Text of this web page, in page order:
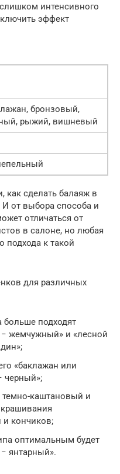
интенсивного
эффект
бронзовый,
рыжий, вишневый
как сделать балаяж в
от выбора способа и
отличаться от
в салоне, но любая
подхода к такой
для различных
больше подходят
жемчужный» и «лесной
«баклажан или
черный»;
темно-каштановый и
и кончиков;
оптимальным будет
янтарный».